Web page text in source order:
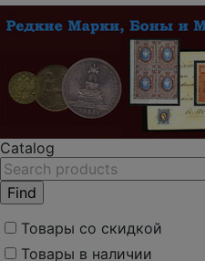
Catalog
Товары со скидкой
Товары в наличии